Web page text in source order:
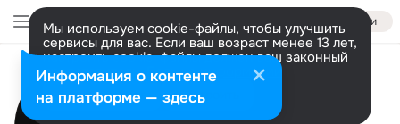
Войти
Мы используем cookie-файлы, чтобы улучшить
сервисы для вас. Если ваш возраст менее 13 лет,
настроить cookie-файлы должен ваш законный
представитель. Больше информации
Разрешить все Настроить
Исполнитель
Milor
Информация о контенте
на платформе — здесь